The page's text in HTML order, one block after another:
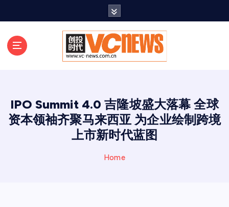
IPO Summit 4.0 吉隆坡盛大落幕 全球
资本领袖齐聚马来西亚 为企业绘制跨境
上市新时代蓝图
Home